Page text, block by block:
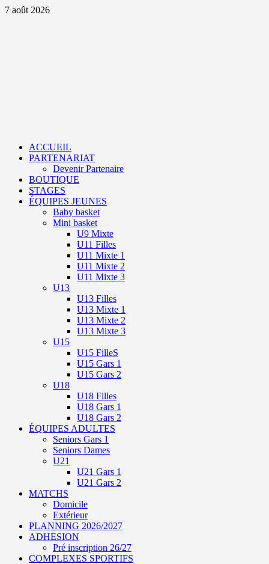
Aller
7 août 2026
ACCUEIL
PARTENARIAT
Devenir Partenaire
BOUTIQUE
STAGES
ÉQUIPES JEUNES
Baby basket
Mini basket
U9 Mixte
U11 Filles
U11 Mixte 1
U11 Mixte 2
U11 Mixte 3
U13
U13 Filles
U13 Mixte 1
U13 Mixte 2
U13 Mixte 3
U15
U15 FilleS
U15 Gars 1
U15 Gars 2
U18
U18 Filles
U18 Gars 1
U18 Gars 2
ÉQUIPES ADULTES
Seniors Gars 1
Seniors Dames
U21
U21 Gars 1
U21 Gars 2
MATCHS
Domicile
Extérieur
PLANNING 2026/2027
ADHESION
Pré inscription 26/27
COMPLEXES SPORTIFS